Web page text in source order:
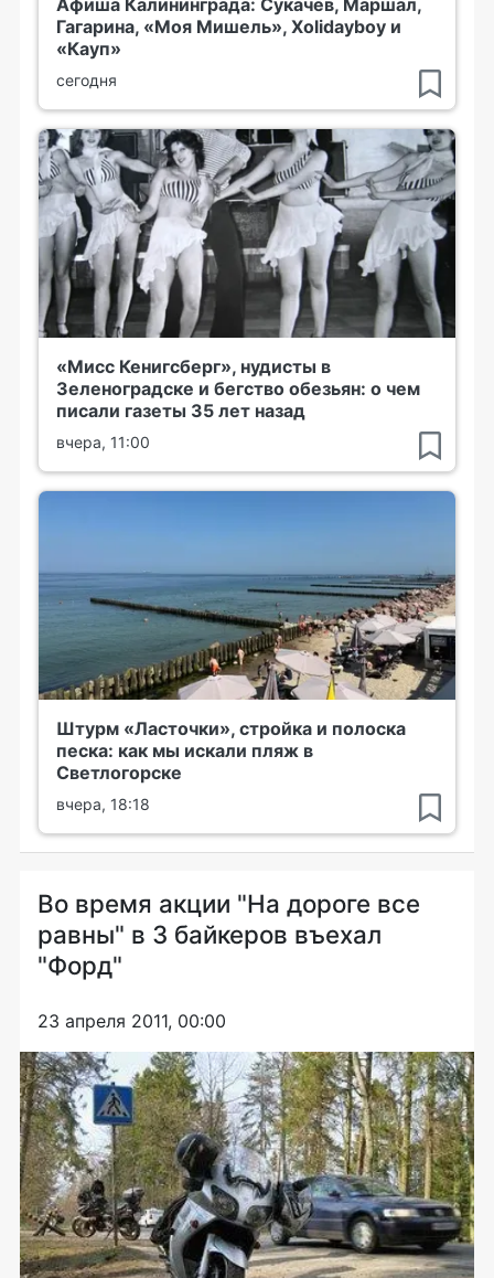
Афиша Калининграда: Сукачёв, Маршал,
Гагарина, «Моя Мишель», Xolidayboy и
«Кауп»
сегодня
«Мисс Кенигсберг», нудисты в
Зеленоградске и бегство обезьян: о чем
писали газеты 35 лет назад
вчера, 11:00
Штурм «Ласточки», стройка и полоска
песка: как мы искали пляж в
Светлогорске
вчера, 18:18
Во время акции "На дороге все
равны" в 3 байкеров въехал
"Форд"
23 апреля 2011, 00:00